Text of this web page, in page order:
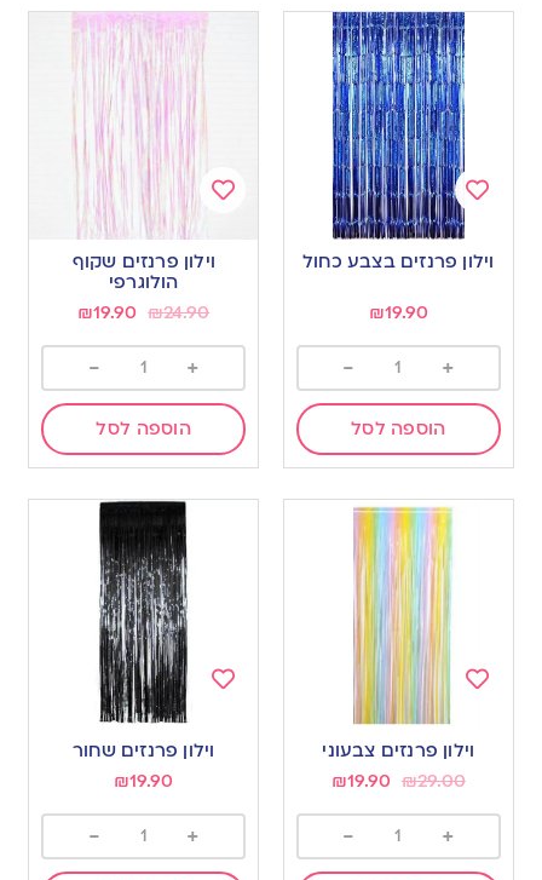
Add
to
wishlist
וילון פרנזים בצבע כחול
₪19.90
+
-
הוספה לסל
wishlist
וילון פרנזים שקוף
הולוגרפי
₪24.90
₪19.90
+
-
הוספה לסל
wishlist
וילון פרנזים צבעוני
₪29.00
₪19.90
+
-
wishlist
וילון פרנזים שחור
₪19.90
+
-